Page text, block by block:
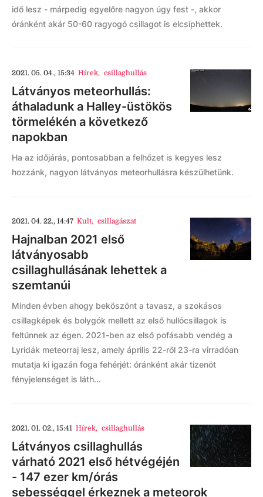
idő lesz - márpedig egyelőre nagyon úgy fest -, akkor
óránként akár 50-60 ragyogó csillagot is elcsíphettek.
2021. 05. 04., 15:34 Hírek, csillaghullás
Látványos meteorhullás:
áthaladunk a Halley-üstökös
törmelékén a következő
napokban
Ha az időjárás, pontosabban a felhőzet is kegyes lesz
hozzánk, nagyon látványos meteorhullásra készülhetünk.
2021. 04. 22., 14:47 Kult, csillagászat
Hajnalban 2021 első
látványosabb
csillaghullásának lehettek a
szemtanúi
Minden évben ahogy beköszönt a tavasz, a szokásos
csillagképek és bolygók mellett az első hullócsillagok is
feltűnnek az égen. 2021-ben az első pofásabb vendég a
Lyridák meteorraj lesz, amely április 22-ről 23-ra virradóan
mutatja ki igazán foga fehérjét: óránként akár tizenöt
fényjelenséget is láth...
2021. 01. 02., 15:41 Hírek, csillaghullás
Látványos csillaghullás
várható 2021 első hétvégéjén
- 147 ezer km/órás
sebességgel érkeznek a meteorok